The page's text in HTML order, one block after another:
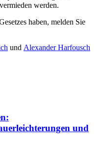
werden.
haben, melden Sie
und Alexander Harfousch
und